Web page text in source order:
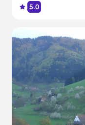
5.0